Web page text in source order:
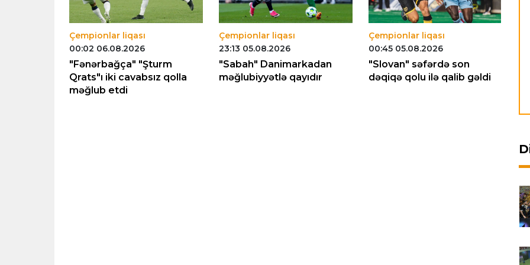
Çempionlar liqası
00:02 06.08.2026
"Fənərbağça" "Şturm
Qrats"ı iki cavabsız qolla
məğlub etdi
Çempionlar liqası
23:13 05.08.2026
"Sabah" Danimarkadan
məğlubiyyətlə qayıdır
Çempionlar liqası
00:45 05.08.2026
"Slovan" səfərdə son
dəqiqə qolu ilə qalib gəldi